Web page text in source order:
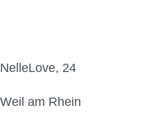
NelleLove, 24
Weil am Rhein